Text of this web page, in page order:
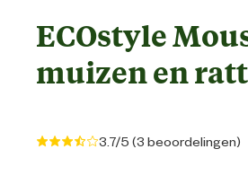
ECOstyle
muizen en
3.7/5 (3 beoordelingen)